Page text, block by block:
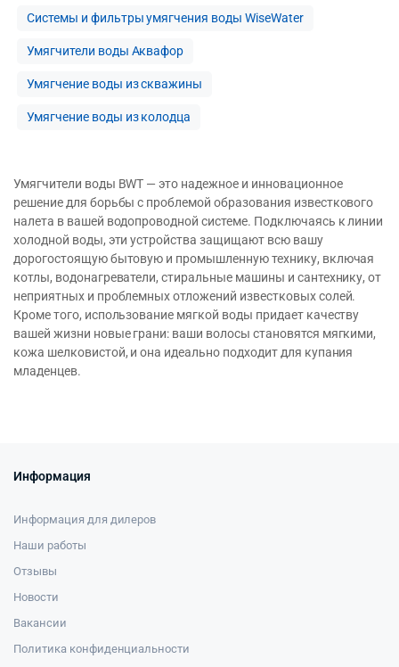
Системы и фильтры умягчения воды WiseWater
Умягчители воды Аквафор
Умягчение воды из скважины
Умягчение воды из колодца
Умягчители воды BWT — это надежное и инновационное
решение для борьбы с проблемой образования известкового
налета в вашей водопроводной системе. Подключаясь к линии
холодной воды, эти устройства защищают всю вашу
дорогостоящую бытовую и промышленную технику, включая
котлы, водонагреватели, стиральные машины и сантехнику, от
неприятных и проблемных отложений известковых солей.
Кроме того, использование мягкой воды придает качеству
вашей жизни новые грани: ваши волосы становятся мягкими,
кожа шелковистой, и она идеально подходит для купания
младенцев.
Информация
Информация для дилеров
Наши работы
Отзывы
Новости
Вакансии
Политика конфиденциальности